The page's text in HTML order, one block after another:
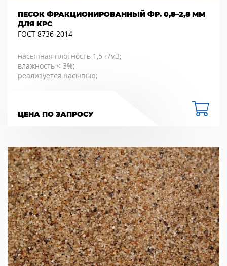
ПЕСОК ФРАКЦИОНИРОВАННЫЙ ФР. 0,8–2,8 ММ
ДЛЯ КРС
ГОСТ 8736-2014
насыпная плотность 1,5 т/м3;
влажность < 3%;
реализуется насыпью;
ЦЕНА ПО ЗАПРОСУ